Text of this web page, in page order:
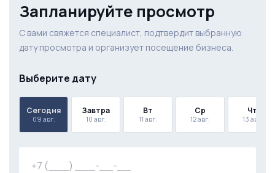
Запланируйте просмотр
С вами свяжется специалист, подтвердит выбранную
дату просмотра и организует посещение бизнеса.
Выберите дату
Сегодня
09 авг.
Завтра
10 авг.
Вт
11 авг.
Ср
12 авг.
Чт
13 авг.